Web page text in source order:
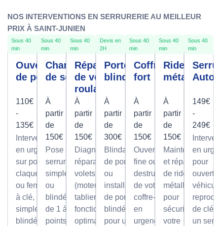
NOS INTERVENTIONS EN SERRURERIE AU MEILLEUR
PRIX À SAINT-JUNIEN
Sous 40
min
Ouverture
de porte
110€
-
135€
Intervention
en urgence
sur portes
claquées
ou fermées
à clé,
simples ou
blindées
Sous 40
min
Changement
de serrure
À
partir
de
150€
Pose de
serrures,
simples
ou
blindée
de 1 à 5
points,
Sous 40
min
Réparation
de volet
roulant
À
partir
de
150€
Diagnostic et
réparation de
volets roulants
(moteur ou
tablier) pour un
fonctionnement
optimal.
Devis en
2H
Porte
blindée
À
partir
de
300€
Blindage
de porte
ou
installation
de portes
blindées
pour une
Sous 40
min
Coffre
fort
À
partir
de
150€
Ouverture
fine ou par
destruction
de votre
coffre-fort
en
urgence.
Sous 40
min
Rideau
métallique
À
partir
de
150€
Maintenance
et réparation
de rideaux
métalliques
pour
sécuriser
votre
Sous 40
min
149€
-
249€
en
pour
de clé
un